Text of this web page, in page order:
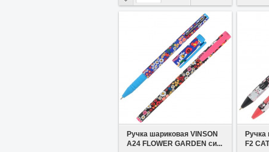
Ручка шариковая VINSON
А24 FLOWER GARDEN си...
Ручка
F2